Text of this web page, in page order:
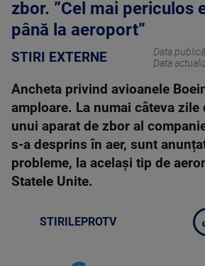
zbor. ”Cel mai periculos
până la aeroport”
STIRI EXTERNE Data
Data
Ancheta privind avioanele
amploare. La numai câteva zile
unui aparat de zbor al
s-a desprins în aer, sunt
probleme, la același tip de
Statele Unite.
STIRILEPROTV